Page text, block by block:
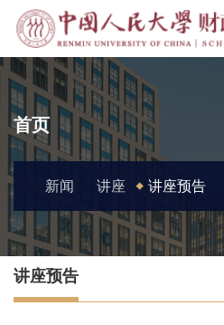
首页
新闻 讲座 讲座预告
讲座预告